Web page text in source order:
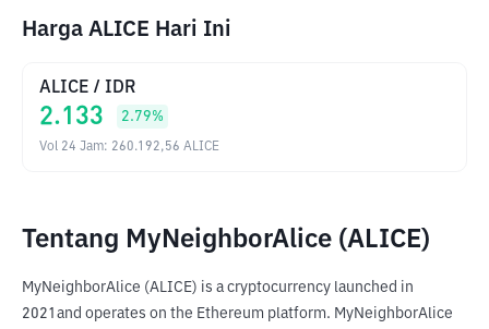
Harga ALICE Hari Ini
ALICE / IDR
2.133 2.79%
Vol 24 Jam: 260.192,56 ALICE
Tentang MyNeighborAlice (ALICE)
MyNeighborAlice (ALICE) is a cryptocurrency launched in
2021and operates on the Ethereum platform. MyNeighborAlice